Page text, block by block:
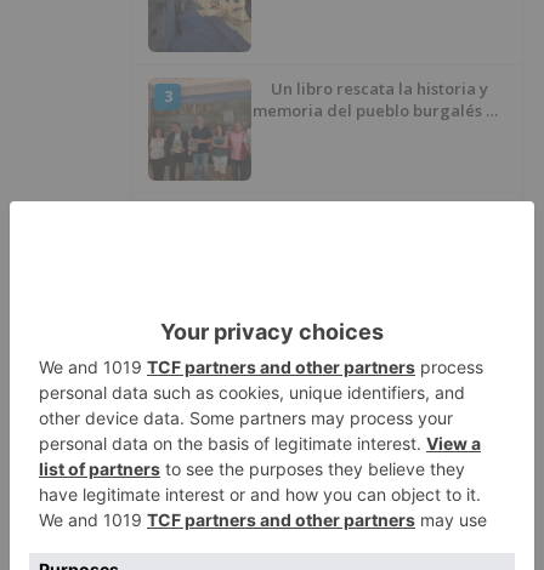
3
Un libro rescata la historia y
memoria del pueblo burgalés de
El PSOE denuncia que las
piscinas municipales de Burgos
llevan seis meses sin la
desinfección obligatoria contra
plagas
LO ÚLTIMO